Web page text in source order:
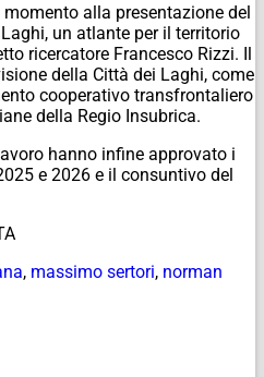
momento alla presentazione del
un atlante per il territorio
ricercatore Francesco Rizzi. Il
della Città dei Laghi, come
cooperativo transfrontaliero
della Regio Insubrica.
hanno infine approvato i
e 2026 e il consuntivo del
, massimo sertori, norman